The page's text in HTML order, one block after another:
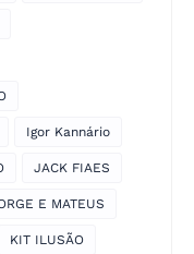
Igor Kannário
JACK FIAES
E MATEUS
KIT ILUSÃO